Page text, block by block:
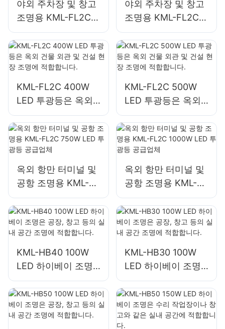
야외 주차장 및 창고
조명용 KML-FL2C
200W LED 투광등
공급업체
야외 주차장 및 창고
조명용 KML-FL2C
240W LED 투광등
공급업체
KML-FL2C 400W
LED 투광등은 옥외
건물 외관 및 건설 현
장 조명에 적합합니
다.
KML-FL2C 500W
LED 투광등은 옥외
건물 외관 및 건설 현
장 조명에 적합합니
다.
옥외 항만 터미널 및
공항 조명용 KML-
FL2C 750W LED 투
광등 공급업체
옥외 항만 터미널 및
공항 조명용 KML-
FL2C 1000W LED
투광등 공급업체
KML-HB40 100W
LED 하이베이 조명
은 공장, 창고 등의
실내 공간 조명에 적
합합니다.
KML-HB30 100W
LED 하이베이 조명
은 공장, 창고 등의
실내 공간 조명에 적
합합니다.